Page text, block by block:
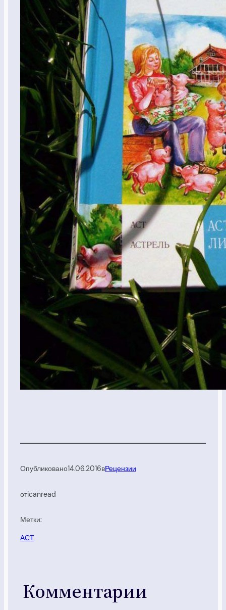
Опубликовано14.06.2016вРецензии
отicanread
Метки:
АСТ
Комментарии